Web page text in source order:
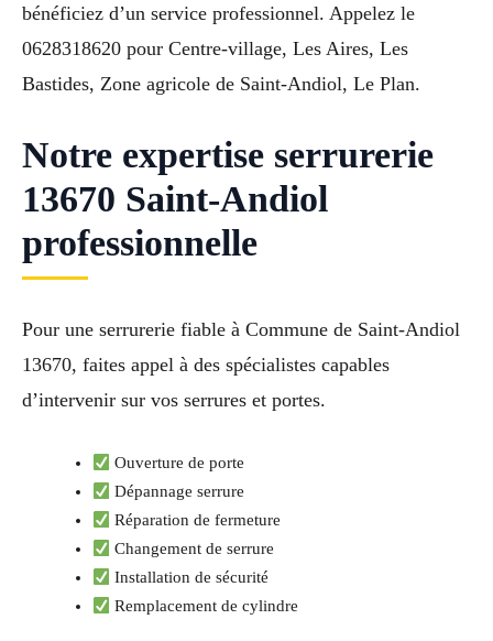
bénéficiez d’un service professionnel. Appelez le
0628318620 pour Centre-village, Les Aires, Les
Bastides, Zone agricole de Saint-Andiol, Le Plan.
Notre expertise serrurerie
13670 Saint-Andiol
professionnelle
Pour une serrurerie fiable à Commune de Saint-Andiol
13670, faites appel à des spécialistes capables
d’intervenir sur vos serrures et portes.
Ouverture de porte
Dépannage serrure
Réparation de fermeture
Changement de serrure
Installation de sécurité
Remplacement de cylindre